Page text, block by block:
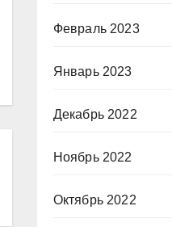
Февраль 2023
Январь 2023
Декабрь 2022
Ноябрь 2022
Октябрь 2022